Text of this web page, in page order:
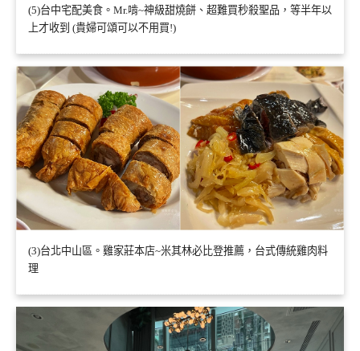
(5)台中宅配美食。Mr.啃~神級甜燒餅、超難買秒殺聖品，等半年以
上才收到 (貴婦可頌可以不用買!)
(3)台北中山區。雞家莊本店~米其林必比登推薦，台式傳統雞肉料
理